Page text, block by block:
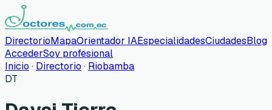
DirectorioMapaOrientador IAEspecialidadesCiudadesBlog
AccederSoy profesional
Inicio · Directorio · Riobamba
DT